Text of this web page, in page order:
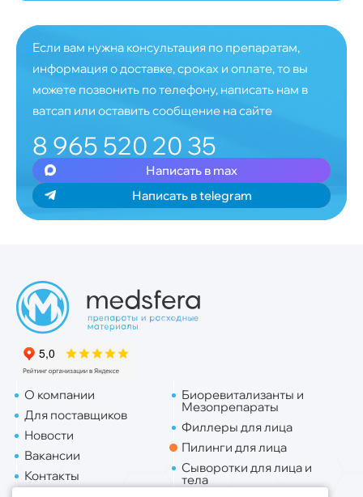
Если вам нужна консультация по препаратам,
информация о доставке, сроках и оплате, то вы
можете позвонить по телефону, написать нам в
ватсап или оставить сообщение на сайте
8 965 520 20 35
Написать в max
Написать в telegram
О компании
Для поставщиков
Новости
Вакансии
Контакты
Биоревитализанты и
Мезопрепараты
Филлеры для лица
Пилинги для лица
Сыворотки для лица и
тела